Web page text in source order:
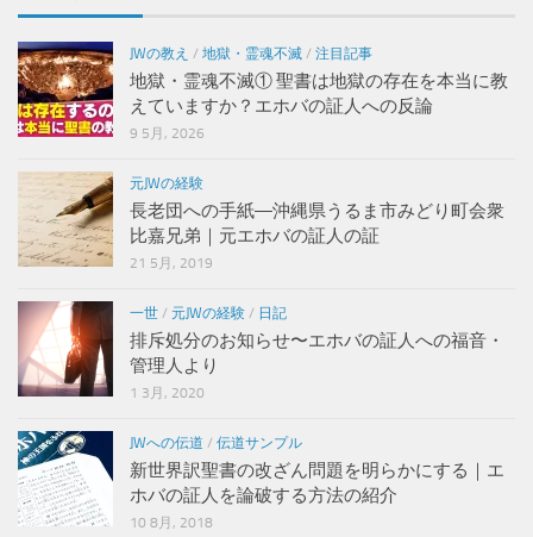
JWの教え / 地獄・霊魂不滅 / 注目記事
地獄・霊魂不滅① 聖書は地獄の存在を本当に教
えていますか？エホバの証人への反論
9 5月, 2026
元JWの経験
長老団への手紙―沖縄県うるま市みどり町会衆
比嘉兄弟｜元エホバの証人の証
21 5月, 2019
一世 / 元JWの経験 / 日記
排斥処分のお知らせ〜エホバの証人への福音・
管理人より
1 3月, 2020
JWへの伝道 / 伝道サンプル
新世界訳聖書の改ざん問題を明らかにする｜エ
ホバの証人を論破する方法の紹介
10 8月, 2018